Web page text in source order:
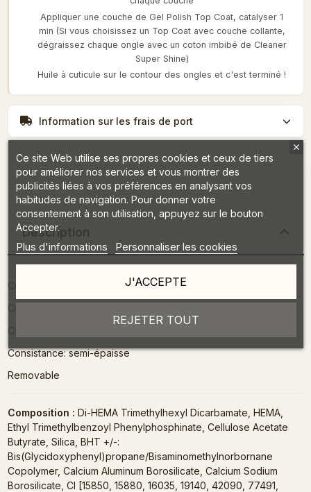
Appliquer une couche de Gel Polish Top Coat, catalyser 1
min (Si vous choisissez un Top Coat avec couche collante,
dégraissez chaque ongle avec un coton imbibé de Cleaner
Super Shine)
Huile à cuticule sur le contour des ongles et c'est terminé !
Information sur les frais de port
Description
Contenance :7 ml
Couleur couvrante
Catalysation 5 sec sous led et 2 min sous uv
Consistance: semi-épaisse
Removable
Composition : Di-HEMA Trimethylhexyl Dicarbamate, HEMA,
Ethyl Trimethylbenzoyl Phenylphosphinate, Cellulose Acetate
Butyrate, Silica, BHT +/-:
Bis(Glycidoxyphenyl)propane/Bisaminomethylnorbornane
Copolymer, Calcium Aluminum Borosilicate, Calcium Sodium
Borosilicate, CI [15850, 15880, 16035, 19140, 42090, 77491,
Ce site Web utilise ses propres cookies et ceux de tiers
pour améliorer nos services et vous montrer des
publicités liées à vos préférences en analysant vos
habitudes de navigation. Pour donner votre
consentement à son utilisation, appuyez sur le bouton
Accepter.
Plus d'informations Personnaliser les cookies
REJETER TOUT
J'ACCEPTE